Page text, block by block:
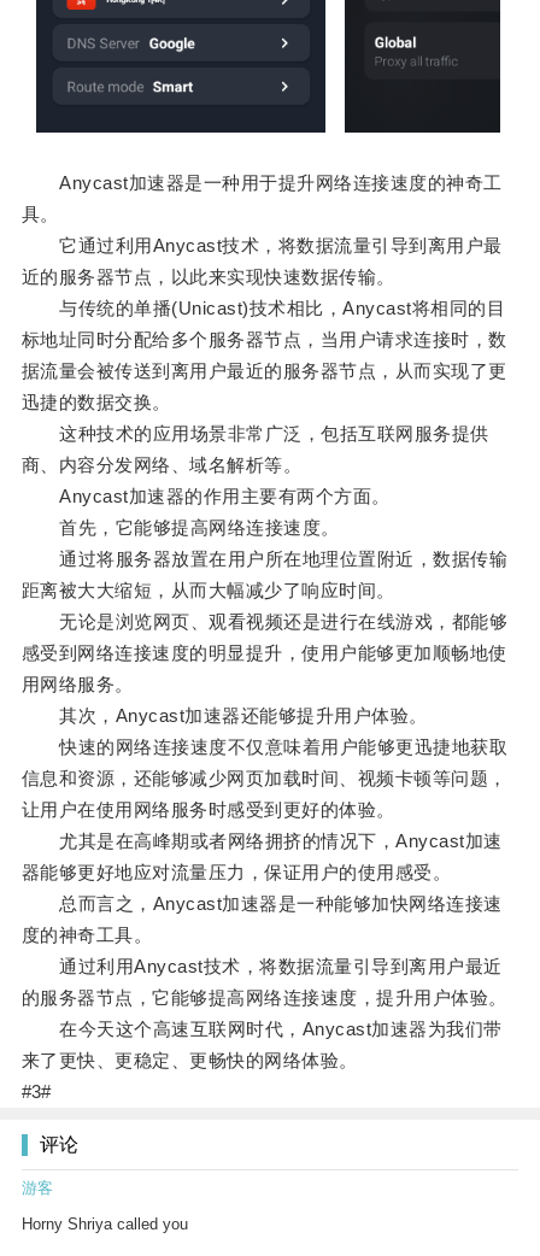
Anycast加速器是一种用于提升网络连接速度的神奇工
具。
它通过利用Anycast技术，将数据流量引导到离用户最
近的服务器节点，以此来实现快速数据传输。
与传统的单播(Unicast)技术相比，Anycast将相同的目
标地址同时分配给多个服务器节点，当用户请求连接时，数
据流量会被传送到离用户最近的服务器节点，从而实现了更
迅捷的数据交换。
这种技术的应用场景非常广泛，包括互联网服务提供
商、内容分发网络、域名解析等。
Anycast加速器的作用主要有两个方面。
首先，它能够提高网络连接速度。
通过将服务器放置在用户所在地理位置附近，数据传输
距离被大大缩短，从而大幅减少了响应时间。
无论是浏览网页、观看视频还是进行在线游戏，都能够
感受到网络连接速度的明显提升，使用户能够更加顺畅地使
用网络服务。
其次，Anycast加速器还能够提升用户体验。
快速的网络连接速度不仅意味着用户能够更迅捷地获取
信息和资源，还能够减少网页加载时间、视频卡顿等问题，
让用户在使用网络服务时感受到更好的体验。
尤其是在高峰期或者网络拥挤的情况下，Anycast加速
器能够更好地应对流量压力，保证用户的使用感受。
总而言之，Anycast加速器是一种能够加快网络连接速
度的神奇工具。
通过利用Anycast技术，将数据流量引导到离用户最近
的服务器节点，它能够提高网络连接速度，提升用户体验。
在今天这个高速互联网时代，Anycast加速器为我们带
来了更快、更稳定、更畅快的网络体验。
#3#
评论
游客
Horny Shriya called you